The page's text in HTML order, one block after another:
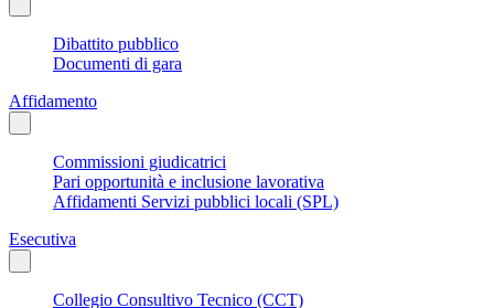
Dibattito pubblico
Documenti di gara
Affidamento
Commissioni giudicatrici
Pari opportunità e inclusione lavorativa
Affidamenti Servizi pubblici locali (SPL)
Esecutiva
Collegio Consultivo Tecnico (CCT)